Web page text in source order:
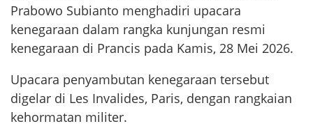
Prabowo Subianto menghadiri upacara
kenegaraan dalam rangka kunjungan resmi
kenegaraan di Prancis pada Kamis, 28 Mei 2026.
Upacara penyambutan kenegaraan tersebut
digelar di Les Invalides, Paris, dengan rangkaian
kehormatan militer.